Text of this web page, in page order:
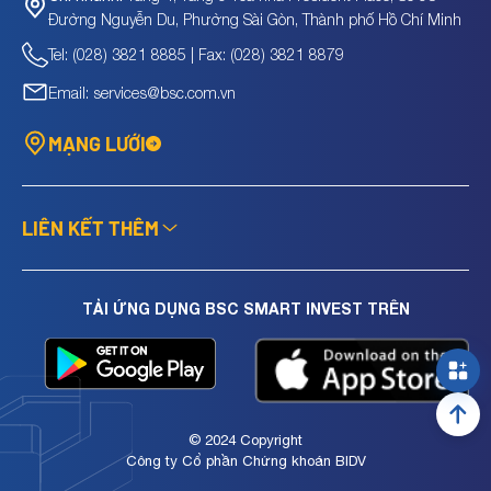
Đường Nguyễn Du, Phường Sài Gòn, Thành phố Hồ Chí Minh
Tel: (028) 3821 8885 | Fax: (028) 3821 8879
Email: services@bsc.com.vn
MẠNG LƯỚI
LIÊN KẾT THÊM
TẢI ỨNG DỤNG BSC SMART INVEST TRÊN
© 2024 Copyright
Công ty Cổ phần Chứng khoán BIDV